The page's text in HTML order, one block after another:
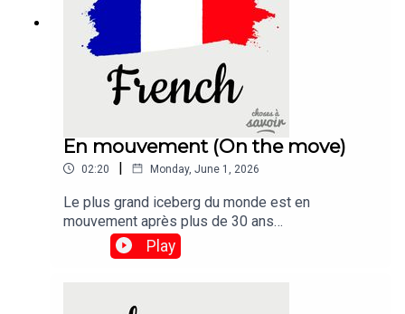
En mouvement (On the move)
02:20 | Monday, June 1, 2026
Le plus grand iceberg du monde est en
mouvement après plus de 30 ans
d'immobilité.Traduction :The world's biggest
iceberg is on the move after more than 30 years
Play